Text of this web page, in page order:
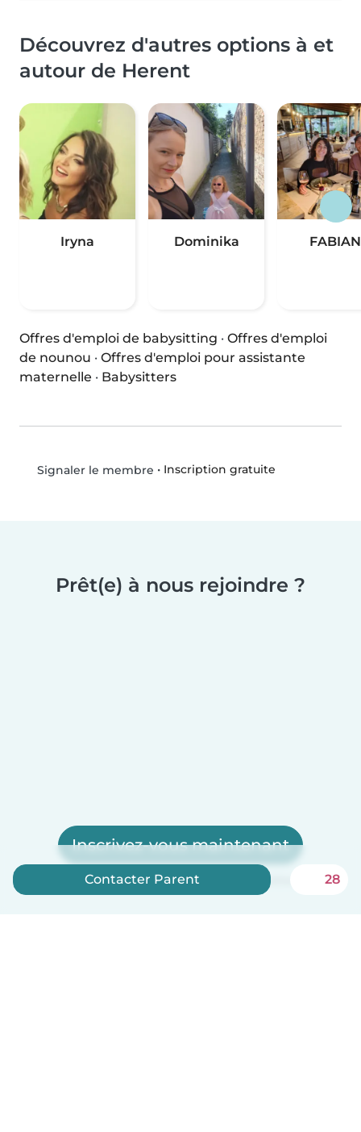
Découvrez d'autres options à et
autour de Herent
Iryna Dominika FABIAN
Offres d'emploi de babysitting · Offres d'emploi
de nounou · Offres d'emploi pour assistante
maternelle · Babysitters
Signaler le membre • Inscription gratuite
Prêt(e) à nous rejoindre ?
Inscrivez-vous maintenant
Babysits est gratuit pour les baby-sitters !
Contacter Parent 28